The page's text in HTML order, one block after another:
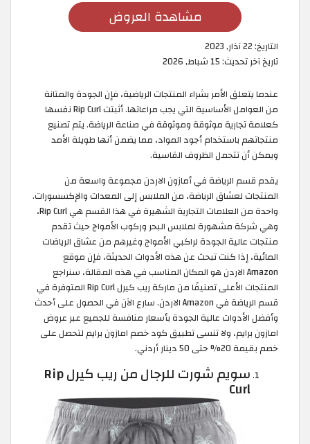
مشاهدة العروض
التاريخ:22 آذار, 2023
تاريخ آخر تحديث:15 شباط, 2026
عندما يتعلق الأمر بشراء المنتجات الرياضية، فإن الجودة والمتانة
من العوامل الأساسية التي يجب مراعاتها. أثبتت Rip Curl نفسها
كعلامة تجارية موثوقة وموثوقة في صناعة الرياضة. يتم تصنيع
منتجاتهم باستخدام أجود المواد، مما يضمن أنها طويلة الأمد
ويمكن أن تتحمل الظروف القاسية.
يقدم قسم الرياضة في أمازون الاردن مجموعة واسعة من
المنتجات لعشاق الرياضة، من الملابس إلى المعدات والإكسسورات.
واحدة من العلامات التجارية الشهيرة في هذا القسم هي Rip Curl،
وهي شركة مشهورة لملابس البحر وركوب الأمواج حيث تقدم
منتجات عالية الجودة لراكبي الأمواج وغيرهم من عشاق الرياضات
المائية، إذا كنت تبحث عن هذه الأدوات الحديثة، فإن موقع
Amazon الاردن هو المكان المناسب في هذه المقالة، سنراجع
المنتجات الأعلى تصنيفًا من ماركة ريب كيرل Rip Curl المتوفرة في
قسم الرياضة في Amazon الاردن. سارع الآن في الحصول على أحدث
وأفضل الأدوات عالية الجودة بأسعار منافسة للجميع عبر عروض
امازون برايم، ولا تنسى تطبيق كود خصم امازون برايم لتحصل على
خصم بقيمة 20% حتى 50 دينار أردني.
سويم شورت للرجال من ريب كيرل Rip
Curl